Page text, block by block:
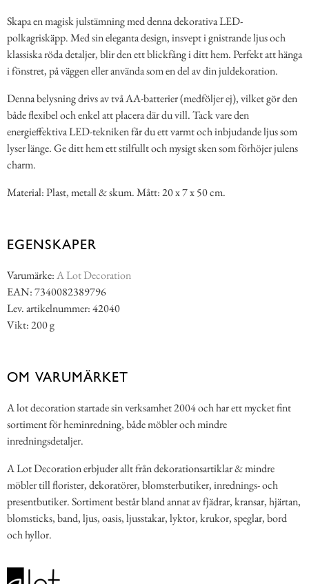
Skapa en magisk julstämning med denna dekorativa LED-
polkagriskäpp. Med sin eleganta design, insvept i gnistrande ljus och
klassiska röda detaljer, blir den ett blickfång i ditt hem. Perfekt att hänga
i fönstret, på väggen eller använda som en del av din juldekoration.
Denna belysning drivs av två AA-batterier (medföljer ej), vilket gör den
både flexibel och enkel att placera där du vill. Tack vare den
energieffektiva LED-tekniken får du ett varmt och inbjudande ljus som
lyser länge. Ge ditt hem ett stilfullt och mysigt sken som förhöjer julens
charm.
Material: Plast, metall & skum. Mått: 20 x 7 x 50 cm.
EGENSKAPER
Varumärke:A Lot Decoration
EAN: 7340082389796
Lev. artikelnummer: 42040
Vikt: 200 g
OM VARUMÄRKET
A lot decoration startade sin verksamhet 2004 och har ett mycket fint
sortiment för heminredning, både möbler och mindre
inredningsdetaljer.
A Lot Decoration erbjuder allt från dekorationsartiklar & mindre
möbler till florister, dekoratörer, blomsterbutiker, inrednings- och
presentbutiker. Sortiment består bland annat av fjädrar, kransar, hjärtan,
blomsticks, band, ljus, oasis, ljusstakar, lyktor, krukor, speglar, bord
och hyllor.